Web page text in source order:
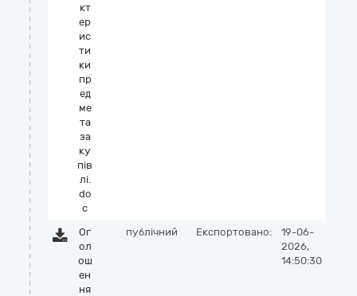
кт
ер
ис
ти
ки
пр
ед
ме
та
за
ку
пів
лі.
do
c
Ог
ол
ош
ен
ня
публічний Експортовано:
19-06-
2026,
14:50:30